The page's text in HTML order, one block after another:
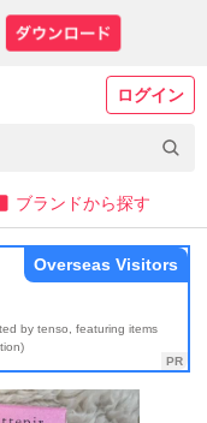
ログイン
ブランドから探す
by tenso, featuring items
Overseas Visitors